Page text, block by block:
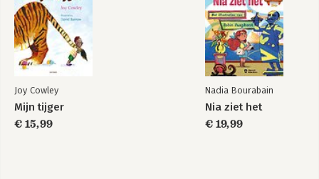
Joy Cowley
Mijn tijger
€ 15,99
Nadia Bourabain
Nia ziet het
€ 19,99